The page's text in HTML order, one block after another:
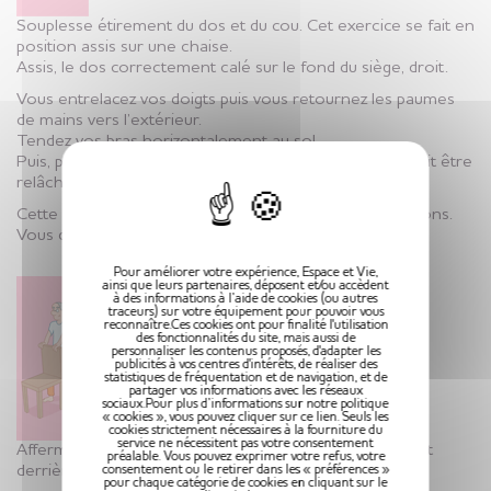
Souplesse étirement du dos et du cou. Cet exercice se fait en
position assis sur une chaise.
Assis, le dos correctement calé sur le fond du siège, droit.
Vous entrelacez vos doigts puis vous retournez les paumes
de mains vers l’extérieur.
Tendez vos bras horizontalement au sol.
Puis, poussez le plus loin possible devant. Votre tête doit être
relâchée entre vos épaules (regard porté sur le sol).
Cette position doit être maintenue pendant 3 respirations.
Vous devez répéter cet exercice 4 fois de suite.
Renforcement musculaire
Affermissement des cuisses. Cet exercice se fait debout
derrière une chaise (pour le maintien).
Pour améliorer votre expérience, Espace et Vie,
ainsi que leurs partenaires, déposent et/ou accèdent
à des informations à l’aide de cookies (ou autres
traceurs) sur votre équipement pour pouvoir vous
reconnaître.Ces cookies ont pour finalité l'utilisation
des fonctionnalités du site, mais aussi de
personnaliser les contenus proposés, d'adapter les
publicités à vos centres d'intérêts, de réaliser des
statistiques de fréquentation et de navigation, et de
partager vos informations avec les réseaux
sociaux.Pour plus d’informations sur notre politique
« cookies », vous pouvez cliquer sur ce lien. Seuls les
cookies strictement nécessaires à la fourniture du
service ne nécessitent pas votre consentement
préalable. Vous pouvez exprimer votre refus, votre
consentement ou le retirer dans les « préférences »
pour chaque catégorie de cookies en cliquant sur le